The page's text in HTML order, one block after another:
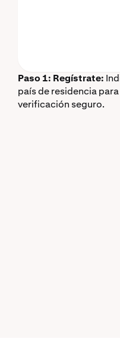
Paso 1: Regístrate:
país de residencia
verificación seguro.